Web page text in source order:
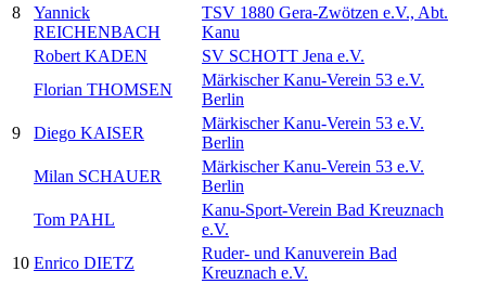
8
Yannick
REICHENBACH
TSV 1880 Gera-Zwötzen e.V., Abt.
Kanu
Robert KADEN
SV SCHOTT Jena e.V.
9
Florian THOMSEN
Märkischer Kanu-Verein 53 e.V.
Berlin
Diego KAISER
Märkischer Kanu-Verein 53 e.V.
Berlin
Milan SCHAUER
Märkischer Kanu-Verein 53 e.V.
Berlin
10
Tom PAHL
Kanu-Sport-Verein Bad Kreuznach
e.V.
Enrico DIETZ
Ruder- und Kanuverein Bad
Kreuznach e.V.